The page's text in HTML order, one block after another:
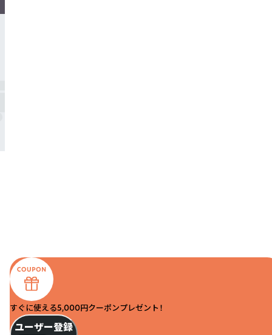
すぐに使える5,000円クーポンプレゼント！
ユーザー登録